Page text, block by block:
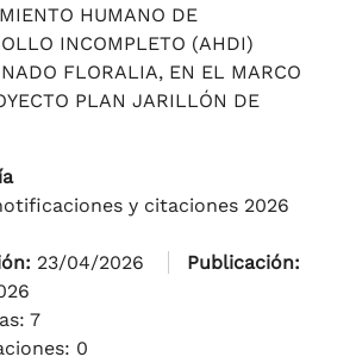
HUMANO DE
INCOMPLETO (AHDI)
FLORALIA, EN EL MARCO
PLAN JARILLÓN DE
y citaciones 2026
23/04/2026
Publicación:
7
0